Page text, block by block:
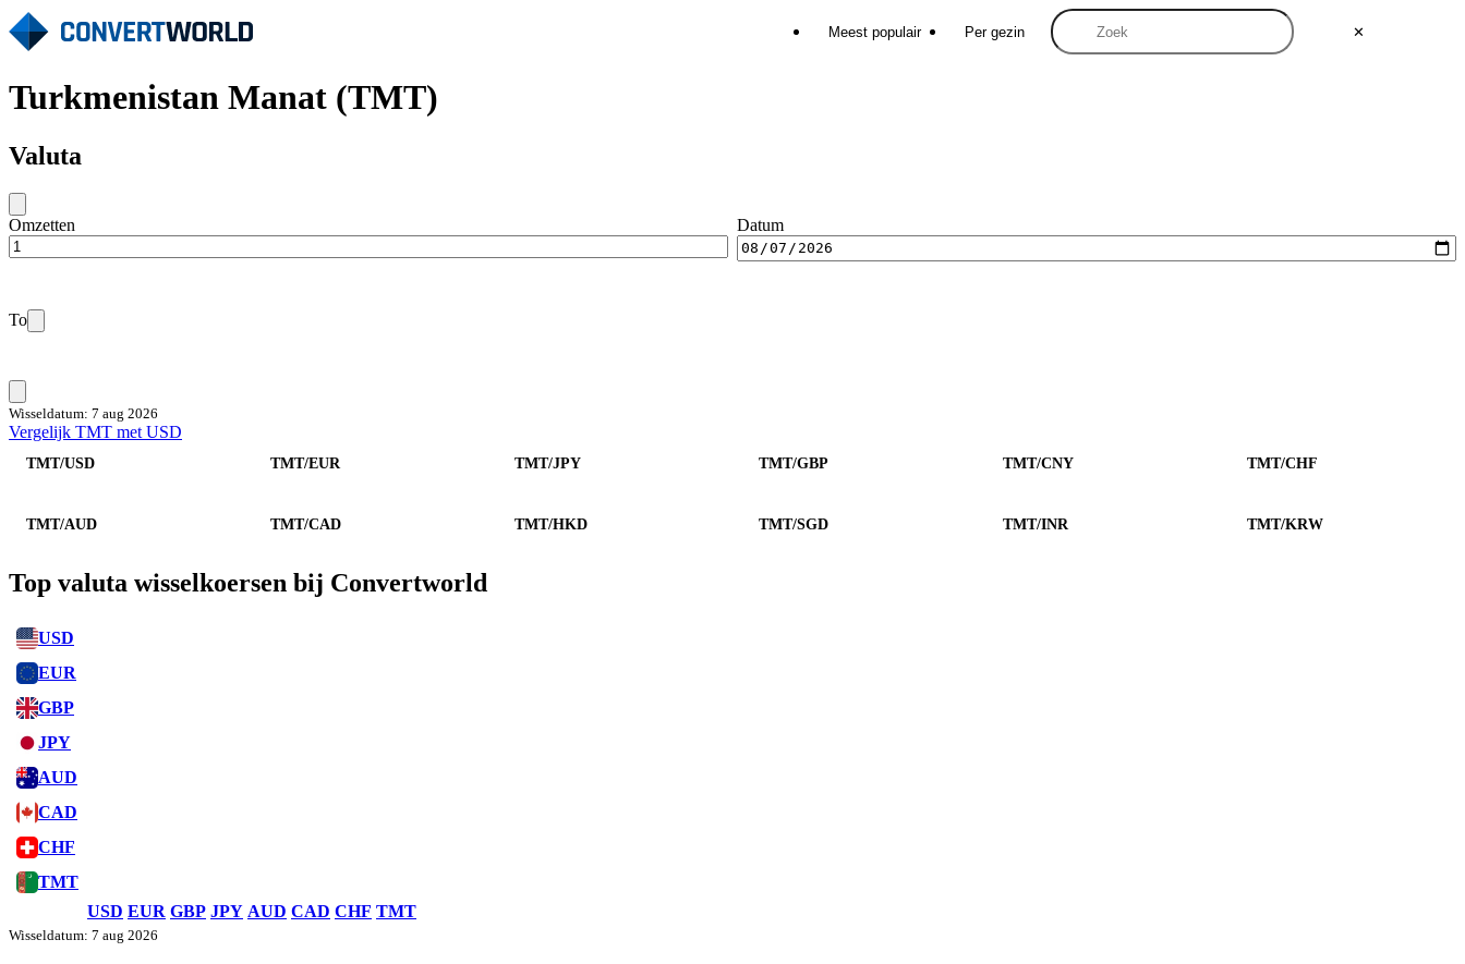
✕
Meest populair Per gezin
Turkmenistan Manat (TMT)
Valuta
Omzetten Datum
To
Wisseldatum: 7 aug 2026
Vergelijk TMT met USD
TMT/USD TMT/EUR TMT/JPY TMT/GBP TMT/CNY TMT/CHF
TMT/AUD TMT/CAD TMT/HKD TMT/SGD TMT/INR TMT/KRW
Top valuta wisselkoersen bij Convertworld
USD
EUR
GBP
JPY
AUD
CAD
CHF
TMT
USD EUR GBP JPY AUD CAD CHF TMT
Wisseldatum: 7 aug 2026